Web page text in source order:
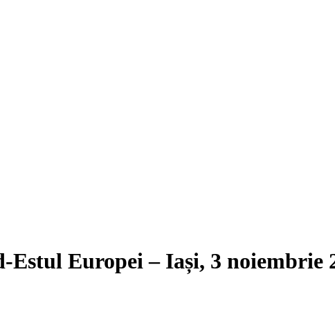
Estul Europei – Iași, 3 noiembrie